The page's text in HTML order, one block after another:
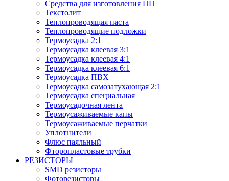
Средства для изготовления ПП
Текстолит
Теплопроводящая паста
Теплопроводящие подложки
Термоусадка 2:1
Термоусадка клеевая 3:1
Термоусадка клеевая 4:1
Термоусадка клеевая 6:1
Термоусадка ПВХ
Термоусадка самозатухающая 2:1
Термоусадка специальная
Термоусадочная лента
Термоусаживаемые капы
Термоусаживаемые перчатки
Уплотнители
Флюс паяльный
Фторопластовые трубки
РЕЗИСТОРЫ
SMD резисторы
Фоторезисторы